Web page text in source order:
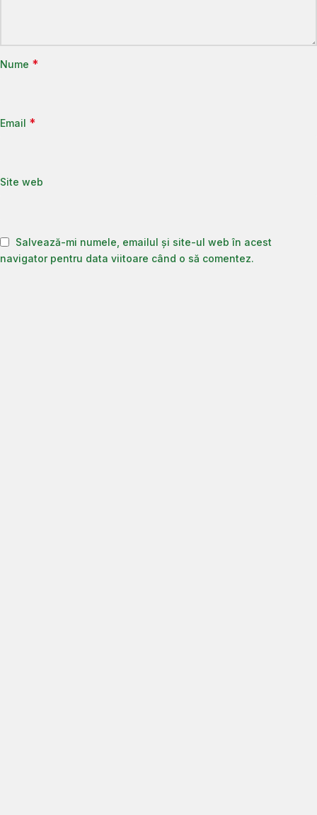
Nume *
Email *
Site web
Salvează-mi numele, emailul și site-ul web în acest
navigator pentru data viitoare când o să comentez.